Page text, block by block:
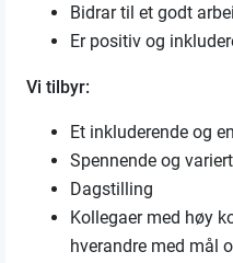
Bidrar til et godt
Er positiv og
Vi tilbyr:
Et inkluderende og
Spennende og
Dagstilling
Kollegaer med høy
hverandre med mål